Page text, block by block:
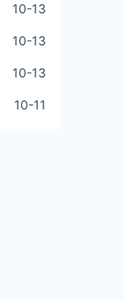
10-13
10-13
10-13
10-11